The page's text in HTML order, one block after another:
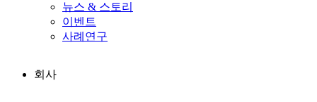
뉴스 & 스토리
이벤트
사례연구
회사